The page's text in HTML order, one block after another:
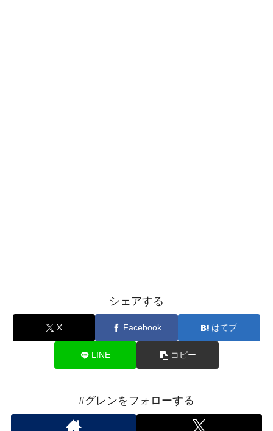
シェアする
X Facebook はてブ
LINE コピー
#グレンをフォローする